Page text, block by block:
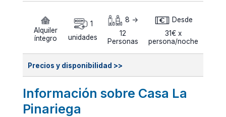
Alquiler
íntegro
1
unidades
8 ->
12
Personas
Desde
31€ x
persona/noche
Precios y disponibilidad >>
Información sobre Casa La
Pinariega